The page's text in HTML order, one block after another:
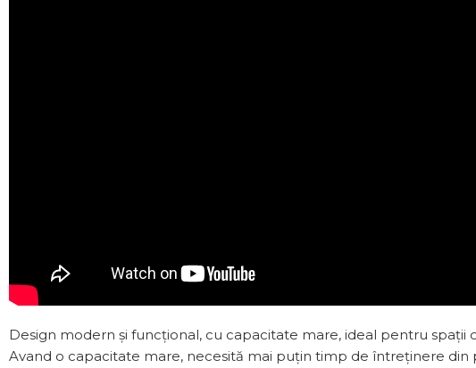
Design modern și funcțional, cu capacitate mare, ideal pentru spații
Avand o capacitate mare, necesită mai puțin timp de întreținere